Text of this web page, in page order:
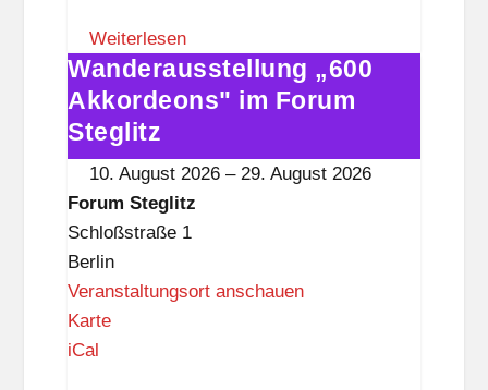
S
t
e
g
l
i
t
z
Weiterlesen
Wanderausstellung
„600
Akkordeons"
im
Forum
Steglitz
Wanderausstellung „600
Akkordeons" im Forum
Steglitz
10. August 2026 –29. August 2026
Forum Steglitz
Schloßstraße 1
Berlin
Veranstaltungsort anschauen
KarteF
iCal